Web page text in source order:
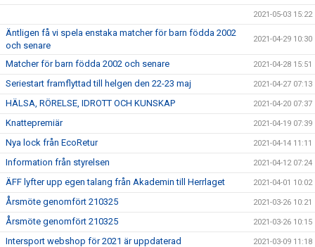
2021-05-03 15:22
Äntligen få vi spela enstaka matcher för barn födda 2002
och senare
2021-04-29 10:30
Matcher för barn födda 2002 och senare 2021-04-28 15:51
Seriestart framflyttad till helgen den 22-23 maj 2021-04-27 07:13
HÄLSA, RÖRELSE, IDROTT OCH KUNSKAP 2021-04-20 07:37
Knattepremiär 2021-04-19 07:39
Nya lock från EcoRetur 2021-04-14 11:11
Information från styrelsen 2021-04-12 07:24
ÄFF lyfter upp egen talang från Akademin till Herrlaget 2021-04-01 10:02
Årsmöte genomfört 210325 2021-03-26 10:21
Årsmöte genomfört 210325 2021-03-26 10:15
Intersport webshop för 2021 är uppdaterad 2021-03-09 11:18